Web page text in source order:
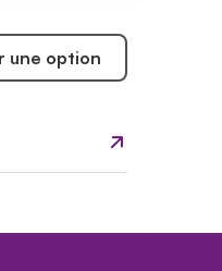
une option